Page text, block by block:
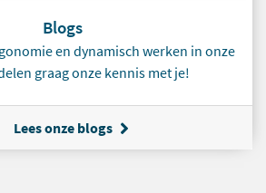
Blogs
en dynamisch werken in onze
graag onze kennis met je!
Lees onze blogs